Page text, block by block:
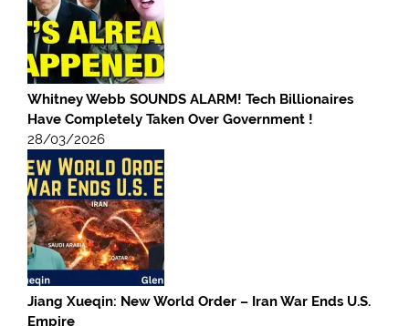
Whitney Webb SOUNDS ALARM! Tech Billionaires
Have Completely Taken Over Government !
28/03/2026
Jiang Xueqin: New World Order – Iran War Ends U.S.
Empire